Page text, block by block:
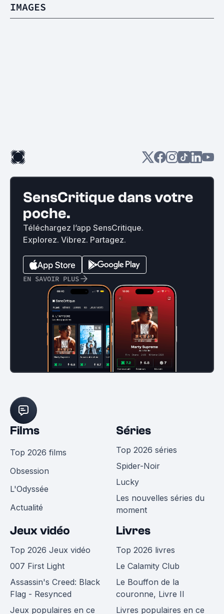
IMAGES
SensCritique dans votre
poche.
Téléchargez l’app SensCritique.
Explorez. Vibrez. Partagez.
EN SAVOIR PLUS
Films
Top 2026 films
Obsession
L'Odyssée
Actualité
Séries
Top 2026 séries
Spider-Noir
Lucky
Les nouvelles séries du
moment
Jeux vidéo
Top 2026 Jeux vidéo
007 First Light
Assassin's Creed: Black
Flag - Resynced
Jeux populaires en ce
Livres
Top 2026 livres
Le Calamity Club
Le Bouffon de la
couronne, Livre II
Livres populaires en ce